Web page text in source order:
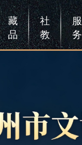
藏
品
社
教
服
务